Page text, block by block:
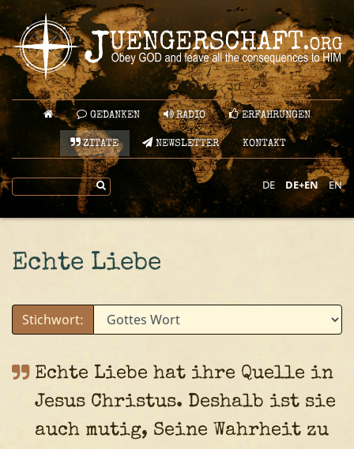
GEDANKEN RADIO ERFAHRUNGEN
ZITATE NEWSLETTER KONTAKT
DE DE+EN EN
Echte Liebe
Stichwort:
Echte Liebe hat ihre Quelle in
Jesus Christus. Deshalb ist sie
auch mutig, Seine Wahrheit zu